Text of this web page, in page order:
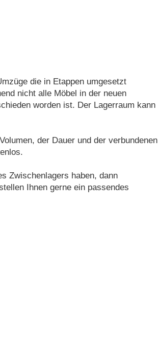
die in Etappen umgesetzt
nicht alle Möbel in der neuen
worden ist. Der Lagerraum kann
der Dauer und der verbundenen
Zwischenlagers haben, dann
Ihnen gerne ein passendes